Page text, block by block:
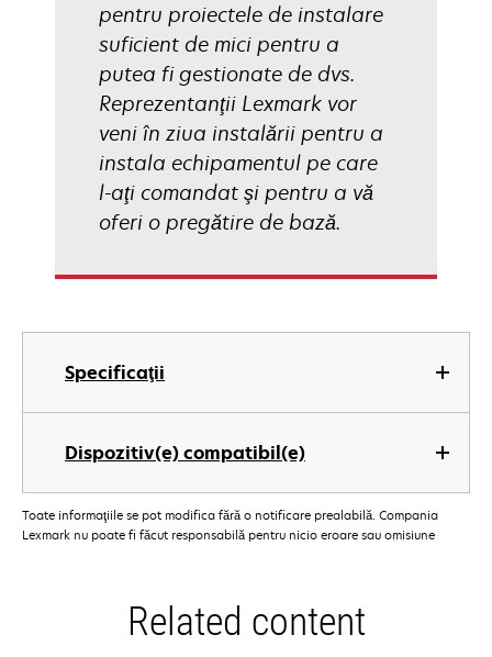
Specificaţii
Dispozitiv(e) compatibil(e)
pentru proiectele de instalare
suficient de mici pentru a
putea fi gestionate de dvs.
Reprezentanţii Lexmark vor
veni în ziua instalării pentru a
instala echipamentul pe care
l-aţi comandat şi pentru a vă
oferi o pregătire de bază.
Toate informaţiile se pot modifica fără o notificare prealabilă. Compania
Lexmark nu poate fi făcut responsabilă pentru nicio eroare sau omisiune
Related content